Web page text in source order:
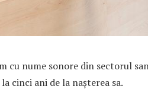
cu nume sonore din sectorul
cinci ani de la nașterea sa.